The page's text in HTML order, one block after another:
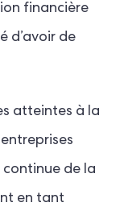
financière
d’avoir de
atteintes à la
de la
en tant